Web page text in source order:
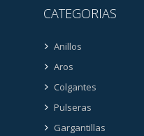
CATEGORIAS
Anillos
Aros
Colgantes
Pulseras
Gargantillas